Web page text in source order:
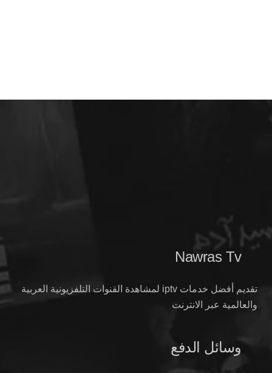
Nawras Tv
تقديم أفضل خدمات iptv لمشاهدة القنوات التلفزيونية العربية
والعالمية عبر الانترنت
وسائل الدفع